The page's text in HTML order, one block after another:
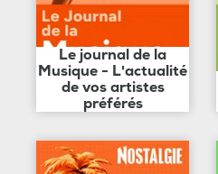
Le journal de la
Musique - L'actualité
de vos artistes
préférés